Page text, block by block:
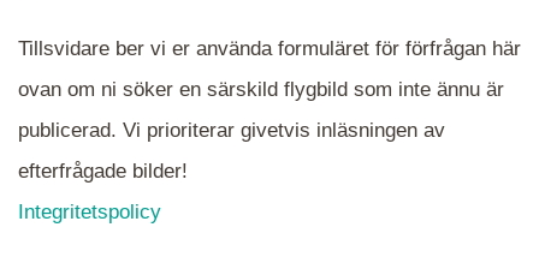
Tillsvidare ber vi er använda formuläret för förfrågan här
ovan om ni söker en särskild flygbild som inte ännu är
publicerad. Vi prioriterar givetvis inläsningen av
efterfrågade bilder!
Integritetspolicy